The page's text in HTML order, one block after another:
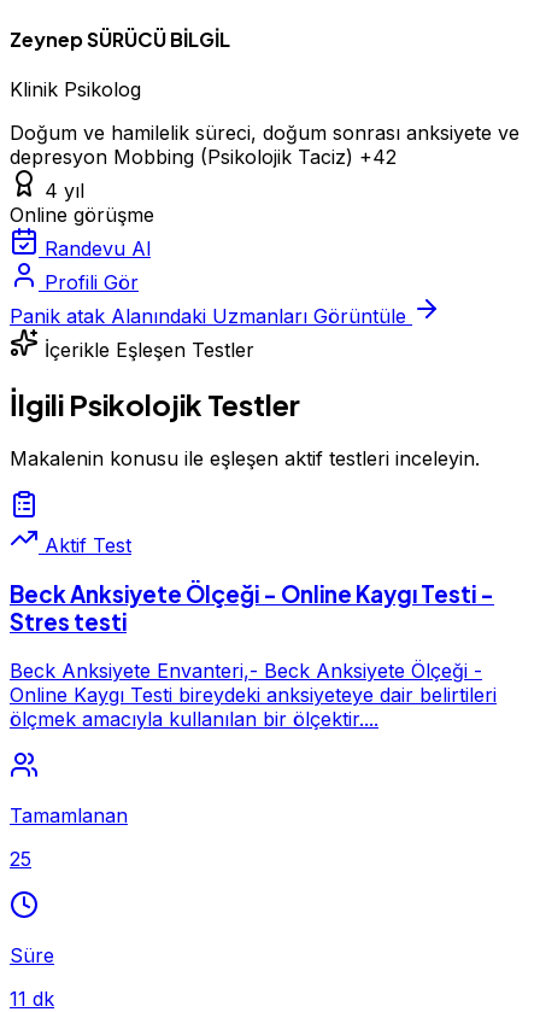
Zeynep SÜRÜCÜ BİLGİL
Klinik Psikolog
Doğum ve hamilelik süreci, doğum sonrası anksiyete ve
depresyon Mobbing (Psikolojik Taciz) +42
4 yıl
Online görüşme
Randevu Al
Profili Gör
Panik atak Alanındaki Uzmanları Görüntüle
İçerikle Eşleşen Testler
İlgili Psikolojik Testler
Makalenin konusu ile eşleşen aktif testleri inceleyin.
Aktif Test
Beck Anksiyete Ölçeği - Online Kaygı Testi -
Stres testi
Beck Anksiyete Envanteri,- Beck Anksiyete Ölçeği -
Online Kaygı Testi bireydeki anksiyeteye dair belirtileri
ölçmek amacıyla kullanılan bir ölçektir....
Tamamlanan
25
Süre
11 dk